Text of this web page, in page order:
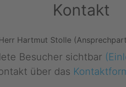
Kontakt
Hartmut Stolle
Besucher sichtbar
über das